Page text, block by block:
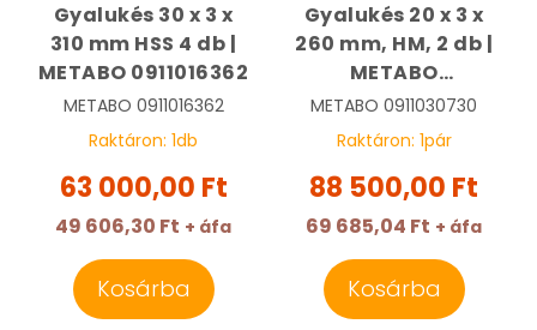
Gyalukés 30 x 3 x
310 mm HSS 4 db |
METABO 0911016362
METABO 0911016362
Raktáron: 1db
63 000,00 Ft
49 606,30 Ft + áfa
Kosárba
Gyalukés 20 x 3 x
260 mm, HM, 2 db |
METABO
0911030730
METABO 0911030730
Raktáron: 1pár
88 500,00 Ft
69 685,04 Ft + áfa
Kosárba